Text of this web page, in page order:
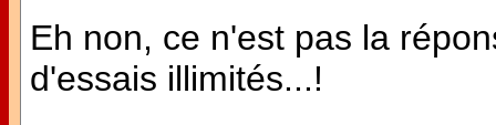
Eh non, ce n'est pas la
d'essais illimités...!